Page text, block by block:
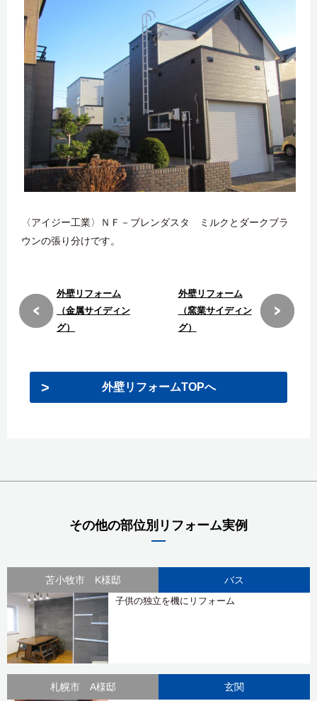
〈アイジー工業〉ＮＦ－ブレンダスタ ミルクとダークブラ
ウンの張り分けです。
外壁リフォーム
（金属サイディン
グ）
外壁リフォーム
（窯業サイディン
グ）
外壁リフォームTOPへ
その他の部位別リフォーム実例
苫小牧市 K様邸 バス
子供の独立を機にリフォーム
札幌市 A様邸 玄関